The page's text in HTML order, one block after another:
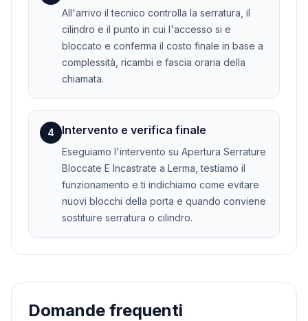
All'arrivo il tecnico controlla la serratura, il
cilindro e il punto in cui l'accesso si e
bloccato e conferma il costo finale in base a
complessità, ricambi e fascia oraria della
chiamata.
4 Intervento e verifica finale
Eseguiamo l'intervento su Apertura Serrature
Bloccate E Incastrate a Lerma, testiamo il
funzionamento e ti indichiamo come evitare
nuovi blocchi della porta e quando conviene
sostituire serratura o cilindro.
Domande frequenti